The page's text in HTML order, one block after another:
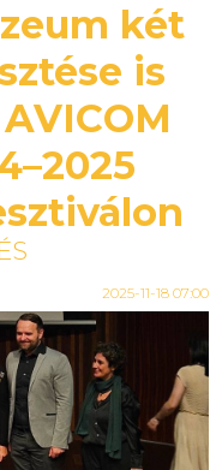
két
is
2025-11-18 07:00